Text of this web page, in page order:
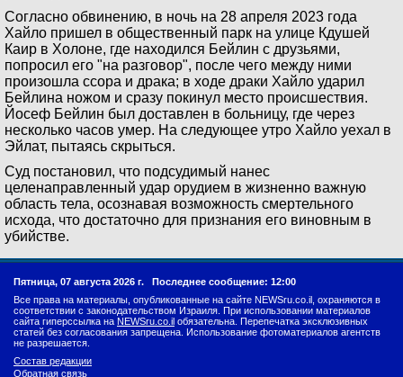
Согласно обвинению, в ночь на 28 апреля 2023 года
Хайло пришел в общественный парк на улице Кдушей
Каир в Холоне, где находился Бейлин с друзьями,
попросил его "на разговор", после чего между ними
произошла ссора и драка; в ходе драки Хайло ударил
Бейлина ножом и сразу покинул место происшествия.
Йосеф Бейлин был доставлен в больницу, где через
несколько часов умер. На следующее утро Хайло уехал в
Эйлат, пытаясь скрыться.
Суд постановил, что подсудимый нанес
целенаправленный удар орудием в жизненно важную
область тела, осознавая возможность смертельного
исхода, что достаточно для признания его виновным в
убийстве.
Пятница, 07 августа 2026 г. Последнее сообщение: 12:00
Все права на материалы, опубликованные на сайте NEWSru.co.il, охраняются в
соответствии с законодательством Израиля. При использовании материалов
сайта гиперссылка на NEWSru.co.il обязательна. Перепечатка эксклюзивных
статей без согласования запрещена. Использование фотоматериалов агентств
не разрешается.
Состав редакции
Обратная связь